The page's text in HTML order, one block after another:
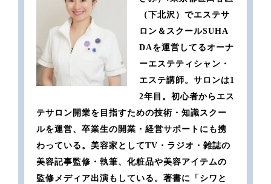
（下北沢）でエステサ
ロン＆スクールSUHA
DAを運営してるオーナ
ーエステティシャン・
エステ講師。サロンは1
2年目。初心者からエス
テサロン開業を目指すための技術・知識スクー
ルを運営、卒業生の開業・経営サポートにも携
わっている。美容家としてTV・ラジオ・雑誌の
美容記事監修・執筆、化粧品や美容アイテムの
監修メディア出演もしている。著書に「シワと